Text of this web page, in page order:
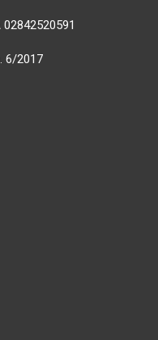
6/2017